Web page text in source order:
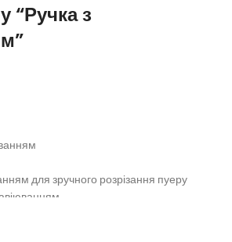
“Ручка з
для зручного розрізання пуеру
матеріалів